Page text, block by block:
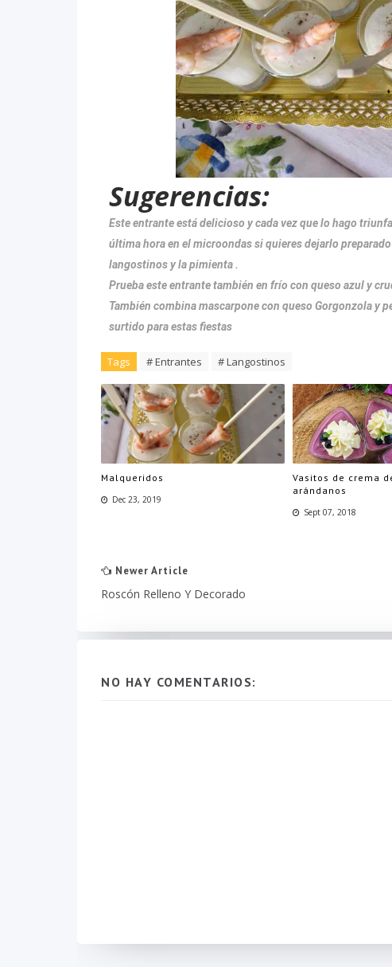
Sugerencias:
Este entrante está delicioso y cada vez que lo hago
última hora en el microondas si quieres dejarlo
langostinos y la pimienta .
Prueba este entrante también en frío con queso azul y
También combina mascarpone con queso Gorgonzola y
surtido para estas fiestas
Tags # Entrantes # Langostinos
Malqueridos
Dec 23, 2019
Vasitos de crema
arándanos
Sept 07, 2018
Newer Article
Roscón Relleno Y Decorado
NO HAY COMENTARIOS: